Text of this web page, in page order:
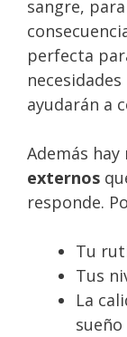
sangre,
perfecta
ayudarán a
Además
externos
responde.
Tu
Tus
La
sueño